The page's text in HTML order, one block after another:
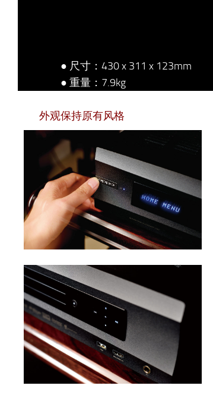
● 尺寸：430 x 311 x 123mm
● 重量：7.9kg
外观保持原有风格